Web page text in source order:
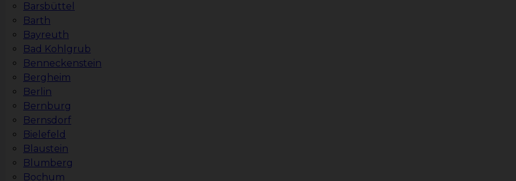
Barsbüttel
Barth
Bayreuth
Bad Kohlgrub
Benneckenstein
Bergheim
Berlin
Bernburg
Bernsdorf
Bielefeld
Blaustein
Blumberg
Bochum